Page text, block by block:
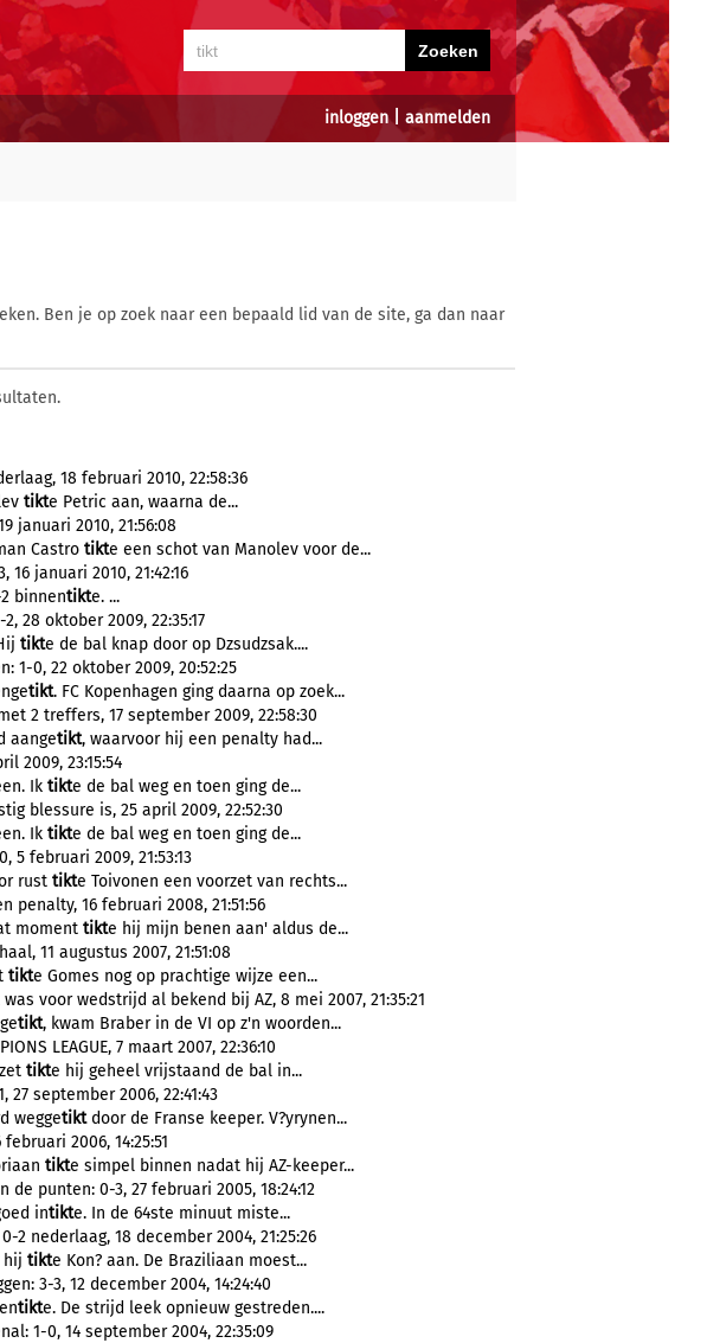
inloggen| aanmelden
Ben je op zoek naar een bepaald lid van de site, ga dan naar
18 februari 2010, 22:58:36
tikte Petric aan, waarna de...
januari 2010, 21:56:08
Castro tikte een schot van Manolev voor de...
januari 2010, 21:42:16
binnentikte. ...
28 oktober 2009, 22:35:17
tikte de bal knap door op Dzsudzsak....
1-0, 22 oktober 2009, 20:52:25
tikt. FC Kopenhagen ging daarna op zoek...
2 treffers, 17 september 2009, 22:58:30
aangetikt, waarvoor hij een penalty had...
2009, 23:15:54
Ik tikte de bal weg en toen ging de...
blessure is, 25 april 2009, 22:52:30
Ik tikte de bal weg en toen ging de...
5 februari 2009, 21:53:13
rust tikte Toivonen een voorzet van rechts...
penalty, 16 februari 2008, 21:51:56
moment tikte hij mijn benen aan' aldus de...
11 augustus 2007, 21:51:08
tikte Gomes nog op prachtige wijze een...
voor wedstrijd al bekend bij AZ, 8 mei 2007, 21:35:21
tikt, kwam Braber in de VI op z'n woorden...
LEAGUE, 7 maart 2007, 22:36:10
tikte hij geheel vrijstaand de bal in...
27 september 2006, 22:41:43
weggetiktdoor de Franse keeper. V?yrynen...
2006, 14:25:51
tikte simpel binnen nadat hij AZ-keeper...
punten: 0-3, 27 februari 2005, 18:24:12
intikte. In de 64ste minuut miste...
2 nederlaag, 18 december 2004, 21:25:26
hij tikte Kon? aan. De Braziliaan moest...
3-3, 12 december 2004, 14:24:40
tikte. De strijd leek opnieuw gestreden....
1-0, 14 september 2004, 22:35:09